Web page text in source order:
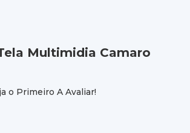
Multimidia Camaro
o Primeiro A Avaliar!